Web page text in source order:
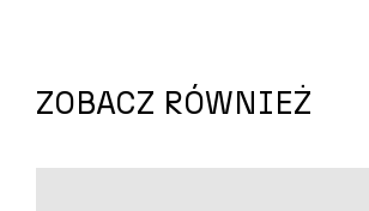
ZOBACZ RÓWNIEŻ